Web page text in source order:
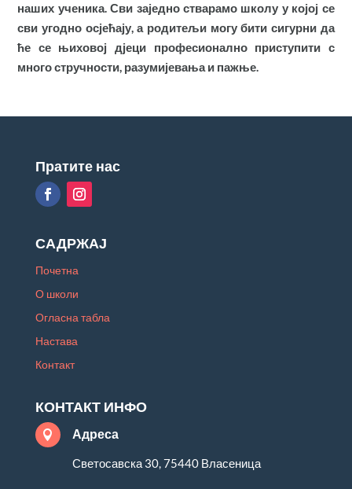
наших ученика. Сви заједно стварамо школу у којој се
сви угодно осјећају, а родитељи могу бити сигурни да
ће се њиховој дјеци професионално приступити с
много стручности, разумијевања и пажње.
Пратите нас
САДРЖАЈ
Почетна
О школи
Огласна табла
Настава
Контакт
КОНТАКТ ИНФО
 Адреса
Светосавска 30, 75440 Власеница